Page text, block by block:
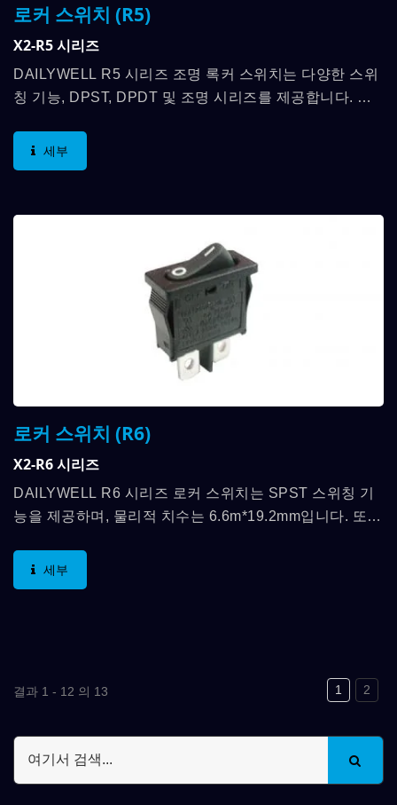
로커 스위치 (R5)
X2-R5 시리즈
DAILYWELL R5 시리즈 조명 록커 스위치는 다양한 스위
칭 기능, DPST, DPDT 및 조명 시리즈를 제공합니다. 물
16A(1hp) 250VAC,...
세부
로커 스위치 (R6)
X2-R6 시리즈
DAILYWELL R6 시리즈 로커 스위치는 SPST 스위칭 기
능을 제공하며, 물리적 치수는 6.6m*19.2mm입니다. 또
장 온도 범위는...
세부
결과 1 - 12 의 13 1 2